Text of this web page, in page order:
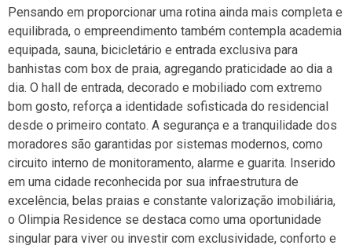
Pensando em proporcionar uma rotina ainda mais completa e
equilibrada, o empreendimento também contempla academia
equipada, sauna, bicicletário e entrada exclusiva para
banhistas com box de praia, agregando praticidade ao dia a
dia. O hall de entrada, decorado e mobiliado com extremo
bom gosto, reforça a identidade sofisticada do residencial
desde o primeiro contato. A segurança e a tranquilidade dos
moradores são garantidas por sistemas modernos, como
circuito interno de monitoramento, alarme e guarita. Inserido
em uma cidade reconhecida por sua infraestrutura de
excelência, belas praias e constante valorização imobiliária,
o Olimpia Residence se destaca como uma oportunidade
singular para viver ou investir com exclusividade, conforto e